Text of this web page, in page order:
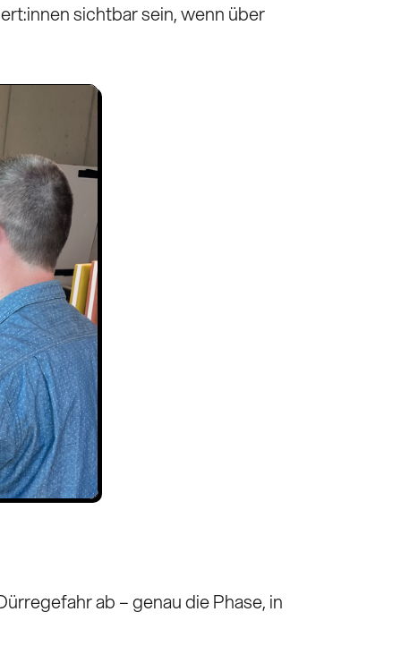
sichtbar sein, wenn über
ab – genau die Phase, in